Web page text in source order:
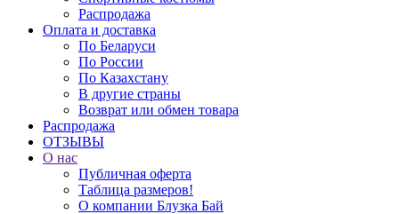
Распродажа
Оплата и доставка
По Беларуси
По России
По Казахстану
В другие страны
Возврат или обмен товара
Распродажа
ОТЗЫВЫ
О нас
Публичная оферта
Таблица размеров!
О компании Блузка Бай